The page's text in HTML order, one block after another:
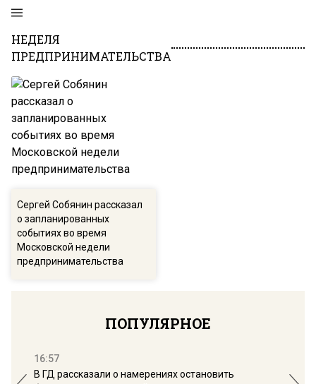
НЕДЕЛЯ
ПРЕДПРИНИМАТЕЛЬСТВА
Сергей Собянин рассказал
о запланированных
событиях во время
Московской недели
предпринимательства
ПОПУЛЯРНОЕ
16:57
В ГД рассказали о намерениях остановить